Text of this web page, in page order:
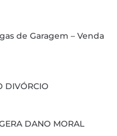
de Garagem – Venda
DIVÓRCIO
DANO MORAL